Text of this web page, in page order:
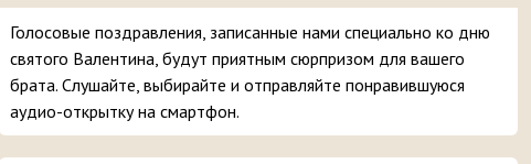
Голосовые поздравления, записанные нами специально ко дню
святого Валентина, будут приятным сюрпризом для вашего
брата. Слушайте, выбирайте и отправляйте понравившуюся
аудио-открытку на смартфон.